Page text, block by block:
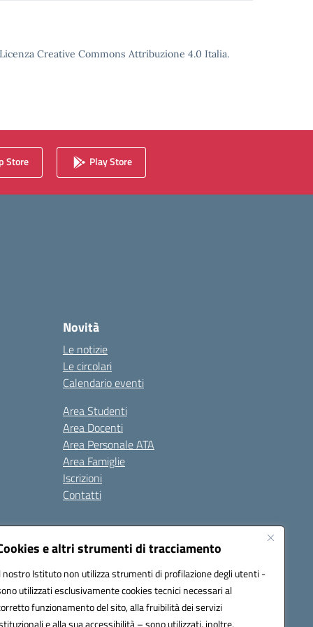
e altri strumenti di tracciamento
nostro Istituto non utilizza strumenti di profilazione degli utenti -
utilizzati esclusivamente cookies tecnici necessari al
funzionamento del sito, alla fruibilità dei servizi
e alla sua accessibilità – sono utilizzati, inoltre,
Creative Commons Attribuzione 4.0 Italia.
Store Play Store
Novità
Le notizie
Le circolari
Calendario eventi
Area Studenti
Area Docenti
Area Personale ATA
Area Famiglie
Iscrizioni
Contatti